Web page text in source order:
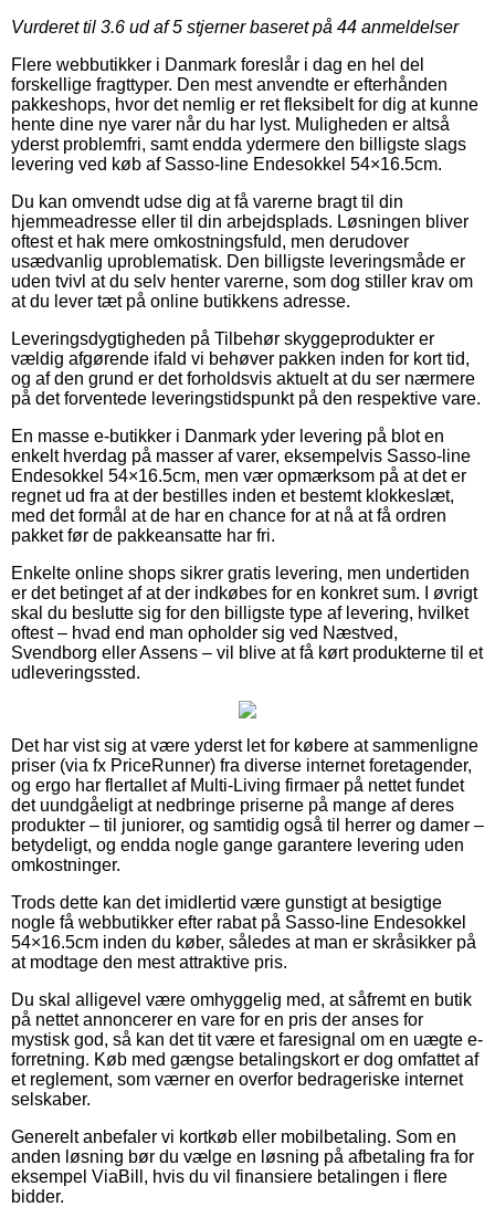
Vurderet til 3.6 ud af 5 stjerner baseret på 44 anmeldelser
Flere webbutikker i Danmark foreslår i dag en hel del
forskellige fragttyper. Den mest anvendte er efterhånden
pakkeshops, hvor det nemlig er ret fleksibelt for dig at kunne
hente dine nye varer når du har lyst. Muligheden er altså
yderst problemfri, samt endda ydermere den billigste slags
levering ved køb af Sasso-line Endesokkel 54×16.5cm.
Du kan omvendt udse dig at få varerne bragt til din
hjemmeadresse eller til din arbejdsplads. Løsningen bliver
oftest et hak mere omkostningsfuld, men derudover
usædvanlig uproblematisk. Den billigste leveringsmåde er
uden tvivl at du selv henter varerne, som dog stiller krav om
at du lever tæt på online butikkens adresse.
Leveringsdygtigheden på Tilbehør skyggeprodukter er
vældig afgørende ifald vi behøver pakken inden for kort tid,
og af den grund er det forholdsvis aktuelt at du ser nærmere
på det forventede leveringstidspunkt på den respektive vare.
En masse e-butikker i Danmark yder levering på blot en
enkelt hverdag på masser af varer, eksempelvis Sasso-line
Endesokkel 54×16.5cm, men vær opmærksom på at det er
regnet ud fra at der bestilles inden et bestemt klokkeslæt,
med det formål at de har en chance for at nå at få ordren
pakket før de pakkeansatte har fri.
Enkelte online shops sikrer gratis levering, men undertiden
er det betinget af at der indkøbes for en konkret sum. I øvrigt
skal du beslutte sig for den billigste type af levering, hvilket
oftest – hvad end man opholder sig ved Næstved,
Svendborg eller Assens – vil blive at få kørt produkterne til et
udleveringssted.
Det har vist sig at være yderst let for købere at sammenligne
priser (via fx PriceRunner) fra diverse internet foretagender,
og ergo har flertallet af Multi-Living firmaer på nettet fundet
det uundgåeligt at nedbringe priserne på mange af deres
produkter – til juniorer, og samtidig også til herrer og damer –
betydeligt, og endda nogle gange garantere levering uden
omkostninger.
Trods dette kan det imidlertid være gunstigt at besigtige
nogle få webbutikker efter rabat på Sasso-line Endesokkel
54×16.5cm inden du køber, således at man er skråsikker på
at modtage den mest attraktive pris.
Du skal alligevel være omhyggelig med, at såfremt en butik
på nettet annoncerer en vare for en pris der anses for
mystisk god, så kan det tit være et faresignal om en uægte e-
forretning. Køb med gængse betalingskort er dog omfattet af
et reglement, som værner en overfor bedrageriske internet
selskaber.
Generelt anbefaler vi kortkøb eller mobilbetaling. Som en
anden løsning bør du vælge en løsning på afbetaling fra for
eksempel ViaBill, hvis du vil finansiere betalingen i flere
bidder.